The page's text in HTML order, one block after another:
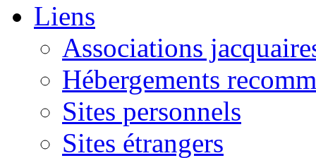
Liens
Associations
Hébergements
Sites personnels
Sites étrangers